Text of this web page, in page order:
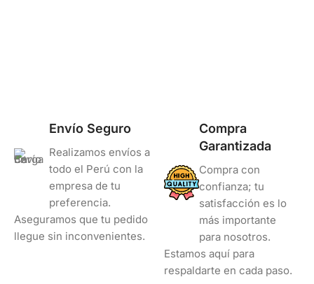
Envío Seguro
Realizamos envíos a
todo el Perú con la
empresa de tu
preferencia.
Aseguramos que tu pedido
llegue sin inconvenientes.
Compra
Garantizada
Compra con
confianza; tu
satisfacción es lo
más importante
para nosotros.
Estamos aquí para
respaldarte en cada paso.